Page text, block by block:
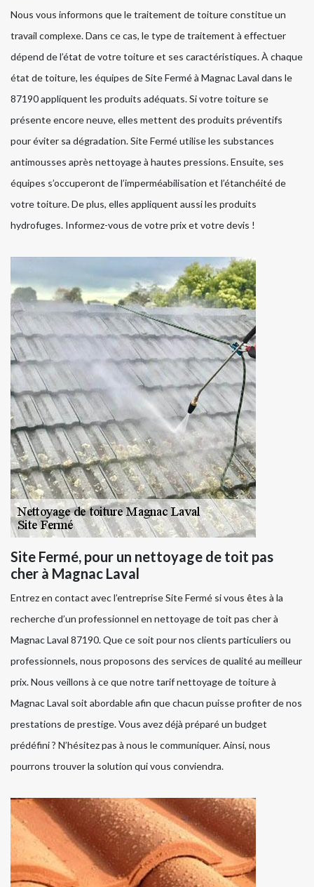
Nous vous informons que le traitement de toiture constitue un
travail complexe. Dans ce cas, le type de traitement à effectuer
dépend de l’état de votre toiture et ses caractéristiques. À chaque
état de toiture, les équipes de Site Fermé à Magnac Laval dans le
87190 appliquent les produits adéquats. Si votre toiture se
présente encore neuve, elles mettent des produits préventifs
pour éviter sa dégradation. Site Fermé utilise les substances
antimousses après nettoyage à hautes pressions. Ensuite, ses
équipes s’occuperont de l’imperméabilisation et l’étanchéité de
votre toiture. De plus, elles appliquent aussi les produits
hydrofuges. Informez-vous de votre prix et votre devis !
Site Fermé, pour un nettoyage de toit pas
cher à Magnac Laval
Entrez en contact avec l’entreprise Site Fermé si vous êtes à la
recherche d’un professionnel en nettoyage de toit pas cher à
Magnac Laval 87190. Que ce soit pour nos clients particuliers ou
professionnels, nous proposons des services de qualité au meilleur
prix. Nous veillons à ce que notre tarif nettoyage de toiture à
Magnac Laval soit abordable afin que chacun puisse profiter de nos
prestations de prestige. Vous avez déjà préparé un budget
prédéfini ? N’hésitez pas à nous le communiquer. Ainsi, nous
pourrons trouver la solution qui vous conviendra.